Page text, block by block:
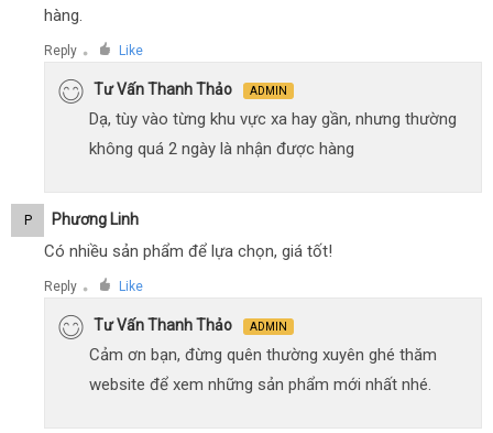
hàng.
Reply ● Like
Tư Vấn Thanh Thảo ADMIN
Dạ, tùy vào từng khu vực xa hay gần, nhưng thường
không quá 2 ngày là nhận được hàng
P Phương Linh
Có nhiều sản phẩm để lựa chọn, giá tốt!
Reply ● Like
Tư Vấn Thanh Thảo ADMIN
Cảm ơn bạn, đừng quên thường xuyên ghé thăm
website để xem những sản phẩm mới nhất nhé.